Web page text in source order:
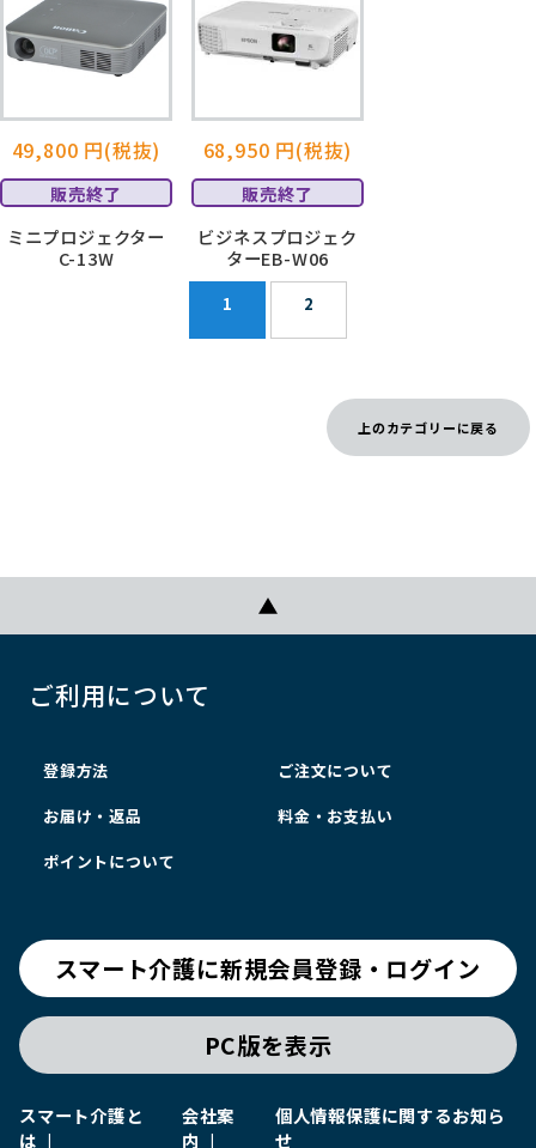
49,800 円(税抜)
販売終了
ミニプロジェクター
C-13W
68,950 円(税抜)
販売終了
ビジネスプロジェク
ターEB-W06
1 2
上のカテゴリーに戻る
ご利用について
登録方法 ご注文について
お届け・返品 料金・お支払い
ポイントについて
スマート介護に新規会員登録・ログイン
PC版を表示
スマート介護と
は
会社案
内
個人情報保護に関するお知ら
せ